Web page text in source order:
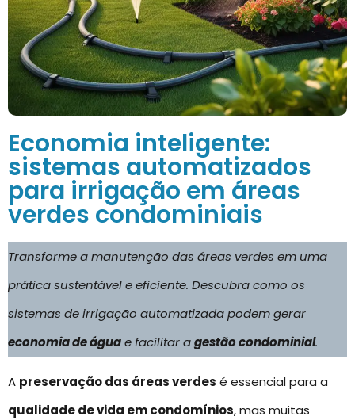
Economia inteligente:
sistemas automatizados
para irrigação em áreas
verdes condominiais
Transforme a manutenção das áreas verdes em uma
prática sustentável e eficiente. Descubra como os
sistemas de irrigação automatizada podem gerar
economia de águae facilitar agestão condominial.
A preservação das áreas verdes é essencial para a
qualidade de vida em condomínios, mas muitas